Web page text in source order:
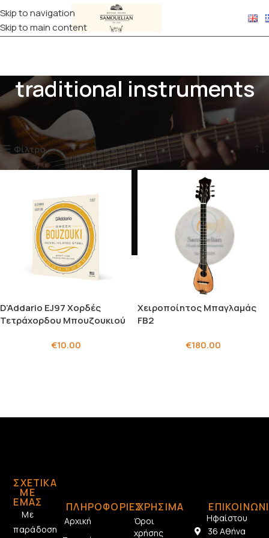
Skip to navigation
Skip to main content
traditional instruments
Αρχική σελίδα
Προϊόντα με ετικέτα “traditional instruments”
Προβάλλονται όλα - 2 αποτελέσματα
Φίλτρα
D’Addario EJ97 Χορδές
Τετράχορδου Μπουζουκιού
€10.00
Χειροποίητος Μπαγλαμάς
FB2
€180.00
ΣΧΕΤΙΚΆ
ΜΕ
ΕΜΆΣ
Με
παράδοση
ΠΛΗΡΟΦΟΡΙΕΣ
Αρχική
ΧΡΗΣΙΜΑ
Όροι
χρήσης
Ηφαίστου
36 Αθήνα